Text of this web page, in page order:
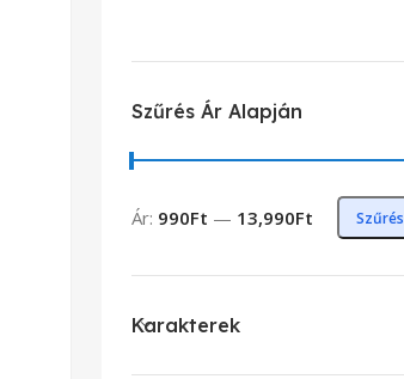
Szűrés Ár Alapján
Szűrés
Ár: 990Ft — 13,990Ft
Karakterek